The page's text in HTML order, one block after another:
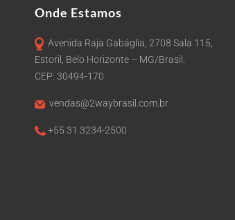
Onde Estamos
Avenida Raja Gabáglia, 2708 Sala 115,
Estoril, Belo Horizonte – MG/Brasil.
CEP: 30494-170
vendas@2waybrasil.com.br
+55 31 3234-2500